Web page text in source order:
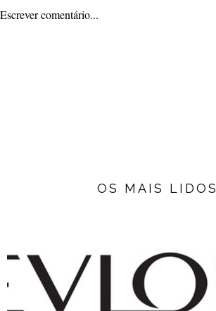
Escrever comentário...
OS MAIS LIDOS